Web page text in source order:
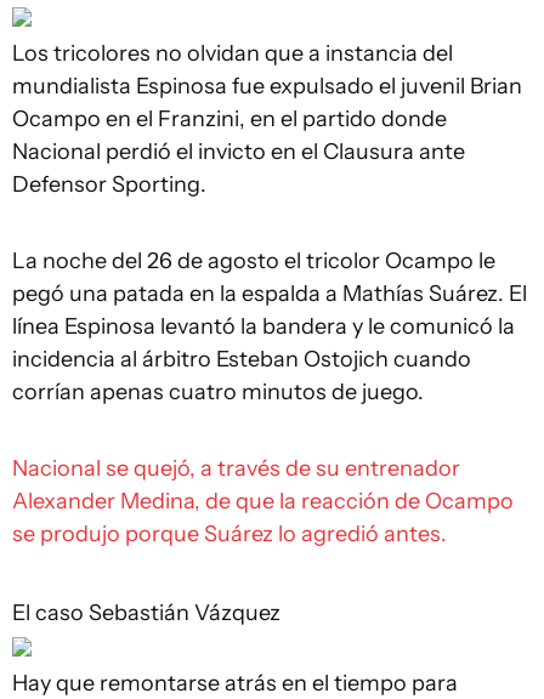
Los tricolores no olvidan que a instancia del
mundialista Espinosa fue expulsado el juvenil Brian
Ocampo en el Franzini, en el partido donde
Nacional perdió el invicto en el Clausura ante
Defensor Sporting.
La noche del 26 de agosto el tricolor Ocampo le
pegó una patada en la espalda a Mathías Suárez. El
línea Espinosa levantó la bandera y le comunicó la
incidencia al árbitro Esteban Ostojich cuando
corrían apenas cuatro minutos de juego.
Nacional se quejó, a través de su entrenador
Alexander Medina, de que la reacción de Ocampo
se produjo porque Suárez lo agredió antes.
El caso Sebastián Vázquez
Hay que remontarse atrás en el tiempo para